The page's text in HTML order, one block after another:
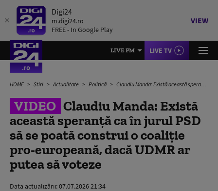
Digi24
m.digi24.ro
FREE - In Google Play
VIEW
LIVE FM LIVE TV
HOME Știri Actualitate Politică Claudiu Manda: Există această speranţă ca în jurul PSD să se poată construi o coaliţie pro-europeană, dacă UDMR ar putea să voteze
VIDEO Claudiu Manda: Există
această speranţă ca în jurul PSD
să se poată construi o coaliţie
pro-europeană, dacă UDMR ar
putea să voteze
Data actualizării:07.07.2026 21:34